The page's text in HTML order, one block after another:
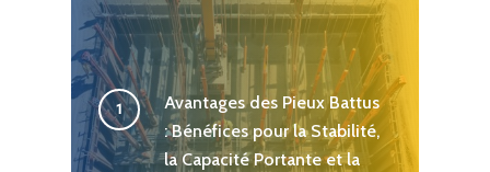
Avantages des Pieux Battus
: Bénéfices pour la Stabilité,
la Capacité Portante et la